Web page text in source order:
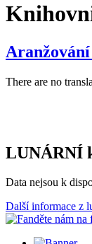
There are no
LUNÁRNÍ
Data nejsou k
Další informace z